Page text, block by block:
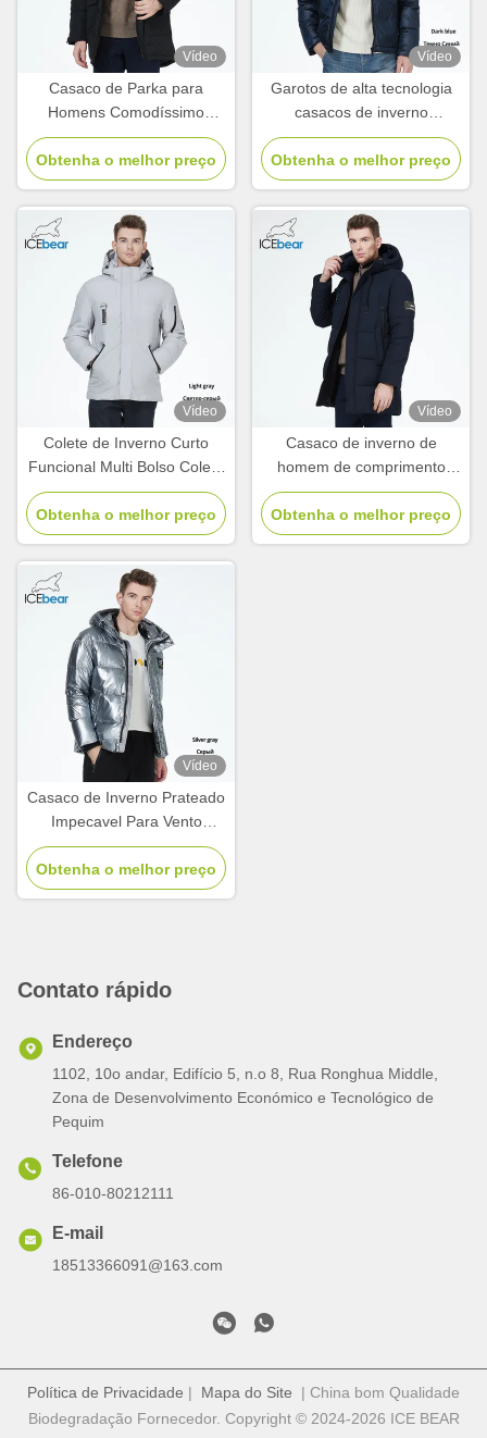
Vídeo
Casaco de Parka para
Homens Comodíssimo
Tamanho L a 4XL Casaco
com muitos bolsos
Obtenha o melhor preço
Vídeo
Garotos de alta tecnologia
casacos de inverno
resistentes ao vento
resistentes ao óleo
resistentes à água casaco
de inverno
Obtenha o melhor preço
Vídeo
Colete de Inverno Curto
Funcional Multi Bolso Colete
Curto Para Homens
Obtenha o melhor preço
Vídeo
Casaco de inverno de
homem de comprimento
médio com quatro bolsos
algemas de tricô chapéu à
prova d'água
Obtenha o melhor preço
Vídeo
Casaco de Inverno Prateado
Impecavel Para Vento
Impecavel Para Água
Casaco de Inverno Curto
Espesso Masculino Tecido
Obtenha o melhor preço
Contato rápido
Endereço
1102, 10o andar, Edifício 5, n.o 8, Rua Ronghua Middle,
Zona de Desenvolvimento Económico e Tecnológico de
Pequim
Telefone
86-010-80212111
E-mail
18513366091@163.com
Política de Privacidade | Mapa do Site | China bom Qualidade
Biodegradação Fornecedor. Copyright © 2024-2026 ICE BEAR